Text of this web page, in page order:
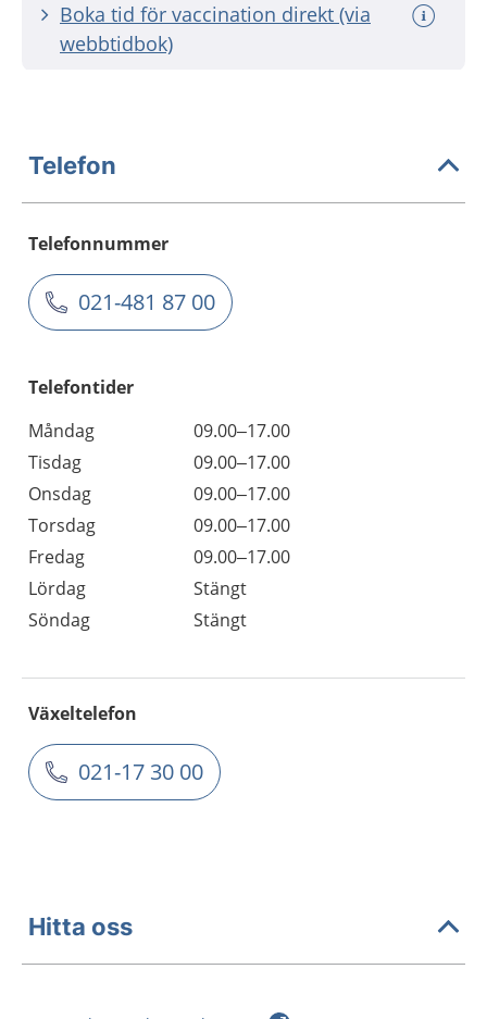
Boka tid för vaccination direkt (via
webbtidbok)
Telefon
Telefonnummer
021-481 87 00
Telefontider
Måndag
09.00–17.00
Tisdag
09.00–17.00
Onsdag
09.00–17.00
Torsdag
09.00–17.00
Fredag
09.00–17.00
Lördag
Stängt
Söndag
Stängt
Växeltelefon
021-17 30 00
Hitta oss